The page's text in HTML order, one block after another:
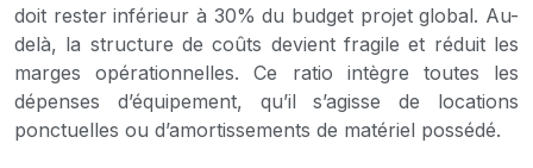
doit rester inférieur à 30% du budget projet global. Au-
delà, la structure de coûts devient fragile et réduit les
marges opérationnelles. Ce ratio intègre toutes les
dépenses d’équipement, qu’il s’agisse de locations
ponctuelles ou d’amortissements de matériel possédé.